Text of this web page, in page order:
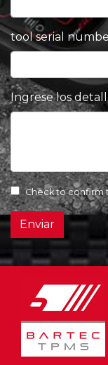
tool serial
Ingrese los
Check to confirm
Enviar